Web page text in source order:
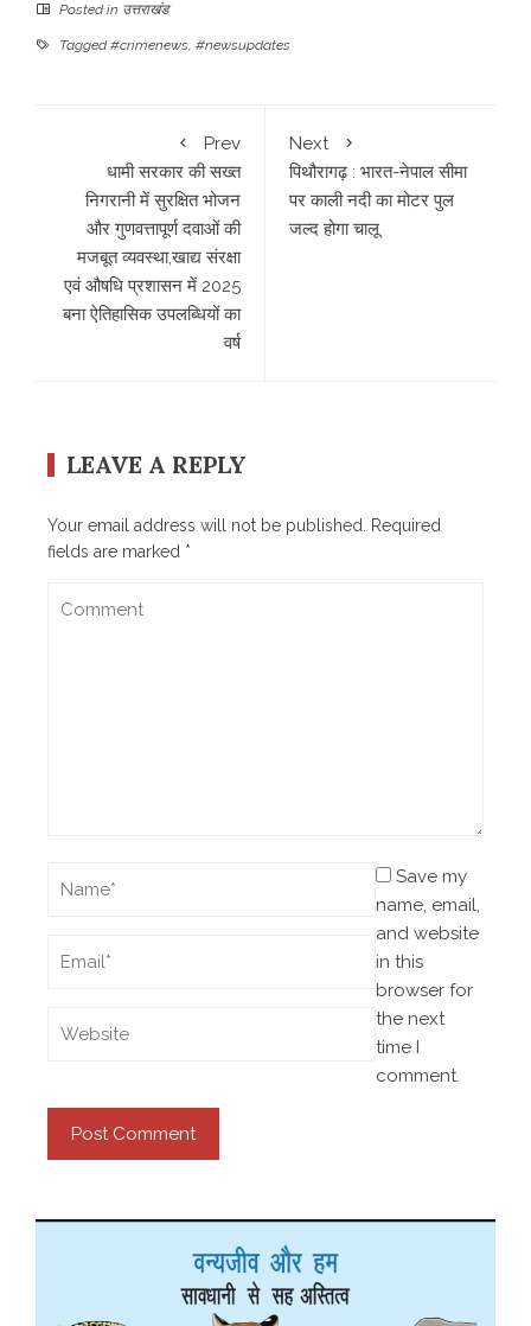
Posted in उत्तराखंड
Tagged#crimenews, #newsupdates
Prev
धामी सरकार की सख्त
निगरानी में सुरक्षित भोजन
और गुणवत्तापूर्ण दवाओं की
मजबूत व्यवस्था,खाद्य संरक्षा
एवं औषधि प्रशासन में 2025
बना ऐतिहासिक उपलब्धियों का
वर्ष
Next
पिथौरागढ़ : भारत-नेपाल सीमा
पर काली नदी का मोटर पुल
जल्द होगा चालू
LEAVE A REPLY
Your email address will not be published.
Required
fields are marked *
Save my
name, email,
and website
in this
browser for
the next
time I
comment.